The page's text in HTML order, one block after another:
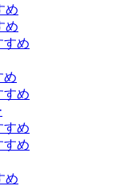
め
め
すめ
め
すめ
すめ
すめ
め